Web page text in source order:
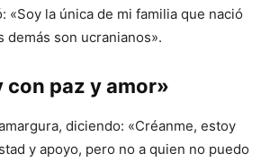
«Soy la única de mi familia que nació
demás son ucranianos».
con paz y amor»
diciendo: «Créanme, estoy
y apoyo, pero no a quien no puedo